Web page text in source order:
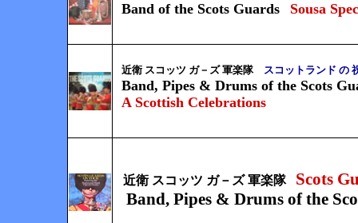
Band of the Scots Guards Sousa
近衛 スコッツ ガ－ズ 軍楽隊 スコットランド の
Band, Pipes & Drums of the Scots
A Scottish Celebrations
近衛 スコッツ ガ－ズ 軍楽隊
Scots
Band, Pipes & Drums of the